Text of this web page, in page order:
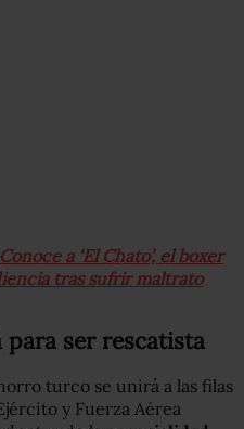
Conoce a ‘El Chato’, el boxer
tras sufrir maltrato
ser rescatista
turco se unirá a las filas
y Fuerza Aérea